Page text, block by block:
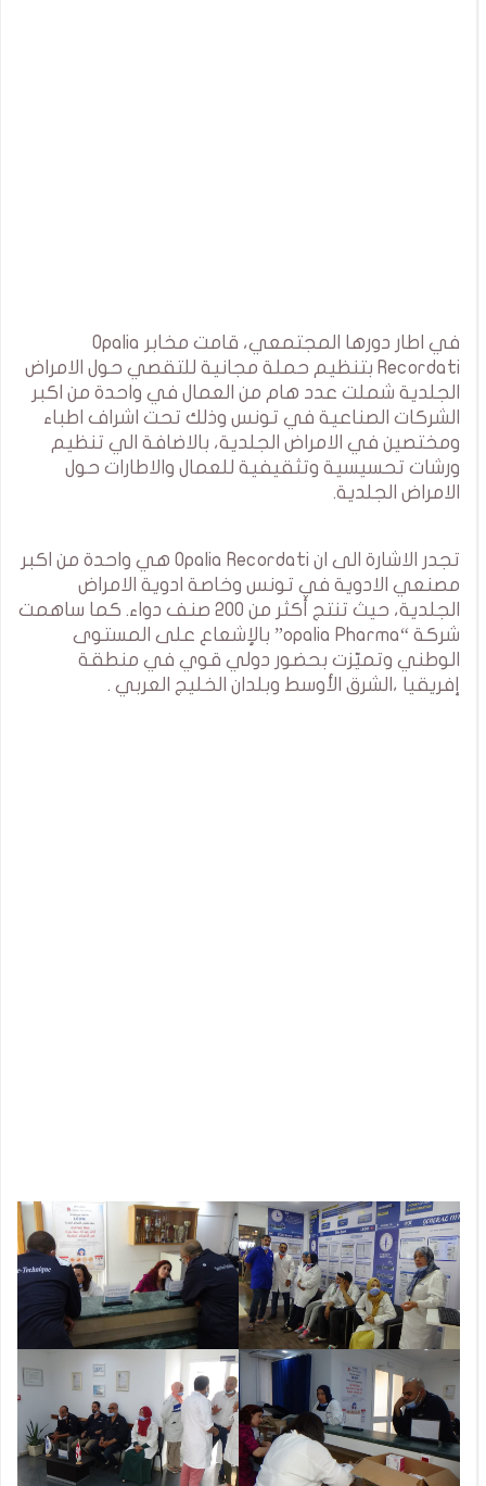
في اطار دورها المجتمعي، قامت مخابر Opalia
Recordati بتنظيم حملة مجانية للتقصي حول الامراض
الجلدية شملت عدد هام من العمال في واحدة من اكبر
الشركات الصناعية في تونس وذلك تحت اشراف اطباء
ومختصين في الامراض الجلدية، بالاضافة الي تنظيم
ورشات تحسيسية وتثقيفية للعمال والاطارات حول
الامراض الجلدية.
تجدر الاشارة الى ان Opalia Recordati هي واحدة من اكبر
مصنعي الادوية في تونس وخاصة ادوية الامراض
الجلدية، حيث تنتج أكثر من 200 صنف دواء. كما ساهمت
شركة “opalia Pharma” بالإشعاع على المستوى
الوطني وتميّزت بحضور دولي قوي في منطقة
إفريقيا ،الشرق الأوسط وبلدان الخليج العربي .